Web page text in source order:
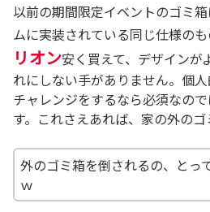
以前の期間限定イベントのゴミ
ムに実装されている同じ仕様の
リオン安く買えて、デザインが
れにしない手がありません。個
チャレンジをするなら必須なの
す。これさえあれば、家の外のゴ
外のゴミ箱を倒されるの、とっ
ｗ